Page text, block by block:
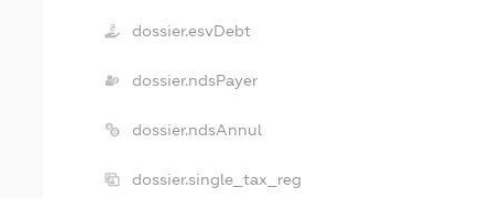
dossier.esvDebt
dossier.ndsPayer
dossier.ndsAnnul
dossier.single_tax_reg